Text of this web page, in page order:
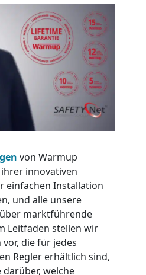
von Warmup
innovativen
einfachen Installation
und alle unsere
marktführende
Leitfaden stellen wir
die für jedes
Regler erhältlich sind,
welche